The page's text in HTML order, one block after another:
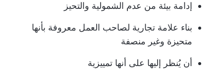
إدامة بيئة من عدم الشمولية والتحيز
بناء علامة تجارية لصاحب العمل معروفة بأنها
متحيزة وغير منصفة
أن يُنظر إليها على أنها تمييزية